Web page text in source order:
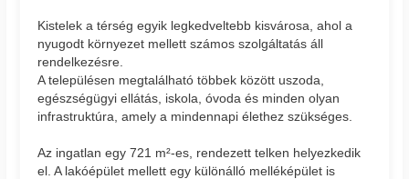
Kistelek a térség egyik legkedveltebb kisvárosa, ahol a
nyugodt környezet mellett számos szolgáltatás áll
rendelkezésre.
A településen megtalálható többek között uszoda,
egészségügyi ellátás, iskola, óvoda és minden olyan
infrastruktúra, amely a mindennapi élethez szükséges.
Az ingatlan egy 721 m²-es, rendezett telken helyezkedik
el. A lakóépület mellett egy különálló melléképület is